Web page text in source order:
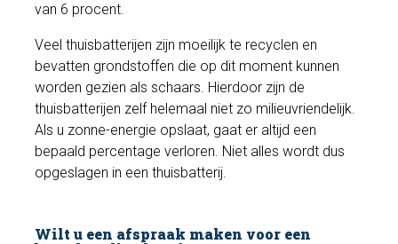
van 6 procent.
Veel thuisbatterijen zijn moeilijk te recyclen en
bevatten grondstoffen die op dit moment kunnen
worden gezien als schaars. Hierdoor zijn de
thuisbatterijen zelf helemaal niet zo milieuvriendelijk.
Als u zonne-energie opslaat, gaat er altijd een
bepaald percentage verloren. Niet alles wordt dus
opgeslagen in een thuisbatterij.
Wilt u een afspraak maken voor een